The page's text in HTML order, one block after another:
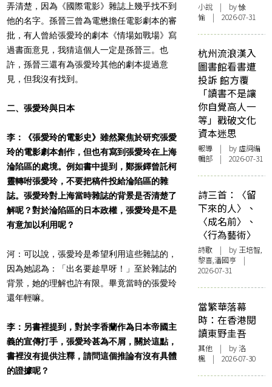
弄清楚，因為《國際電影》雜誌上幾乎找不到
他的名字。孫晉三曾為電懋擔任電影劇本的審
批，有人曾給張愛玲的劇本《情場如戰場》寫
過書面意見，我猜這個人一定是孫晉三。也
許，孫晉三還有為張愛玲其他的劇本提過意
見，但我沒有找到。
二、張愛玲與日本
李：《張愛玲的電影史》雖然聚焦於研究張愛
玲的電影劇本創作，但也有寫到張愛玲在上海
淪陷區的處境。例如書中提到，鄭振鐸曾託柯
靈轉咐張愛玲，不要把稿件投給淪陷區的雜
誌。張愛玲對上海當時雜誌的背景是否清楚了
解呢？對於淪陷區的日本政權，張愛玲是不是
有意加以利用呢？
河：可以說，張愛玲是希望利用這些雜誌的，
因為她認為：「出名要趁早呀！」至於雜誌的
背景，她的理解也許有限。畢竟當時的張愛玲
還年輕嘛。
李：另書裡提到，對於李香蘭作為日本帝國主
義的宣傳打手，張愛玲甚為不屑，關於這點，
書裡沒有提供注釋，請問這個推論有沒有具體
的證據呢？
小說 | by 悇
愉 | 2026-07-31
杭州流浪漢入
圖書館看書遭
投訴 館方覆
「讀書不是讓
你自覺高人一
等」戳破文化
資本迷思
報導 | by 虛詞編
輯部 | 2026-07-31
詩三首：〈留
下來的人〉、
〈成名前〉、
〈行為藝術〉
詩歌 | by 王培智,
黎喜,潘國亨 |
2026-07-31
當繁華落幕
時：在香港閱
讀東野圭吾
其他 | by洛
楓 | 2026-07-30